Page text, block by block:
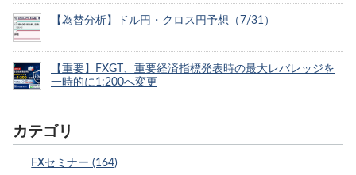
【為替分析】ドル円・クロス円予想（7/31）
【重要】FXGT、重要経済指標発表時の最大レバレッジを
一時的に1:200へ変更
カテゴリ
FXセミナー (164)